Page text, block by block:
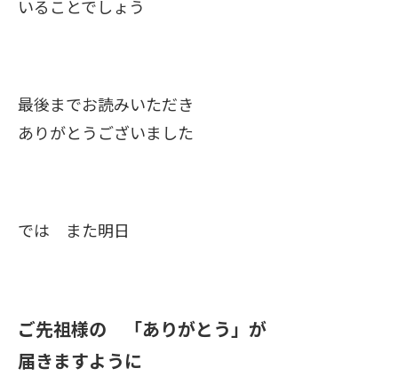
いることでしょう
最後までお読みいただき
ありがとうございました
では また明日
ご先祖様の 「ありがとう」が
届きますように